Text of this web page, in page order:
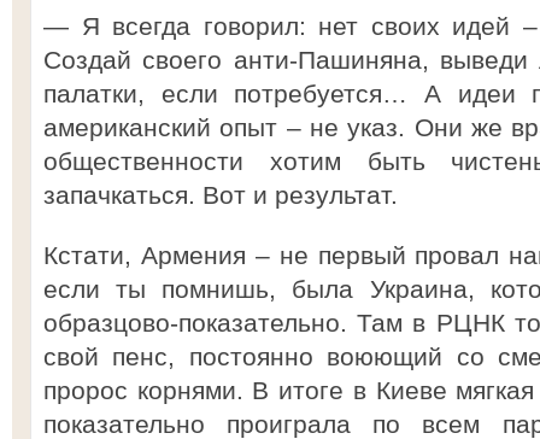
— Я всегда говорил: нет своих идей
Создай своего анти-Пашиняна,
палатки, если потребуется… А
американский опыт – не указ. Они же
общественности хотим быть
запачкаться. Вот и результат.
Кстати, Армения – не первый провал
если ты помнишь, была Украина,
образцово-показательно. Там в РЦНК
свой пенс, постоянно воюющий со
пророс корнями. В итоге в Киеве
показательно проиграла по всем